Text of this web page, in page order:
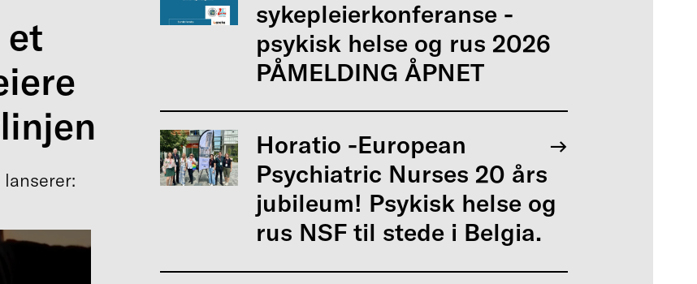
et
lanserer:
sykepleierkonferanse -
psykisk helse og rus 2026
PÅMELDING ÅPNET
Horatio -European
Psychiatric Nurses 20 års
jubileum! Psykisk helse og
rus NSF til stede i Belgia.